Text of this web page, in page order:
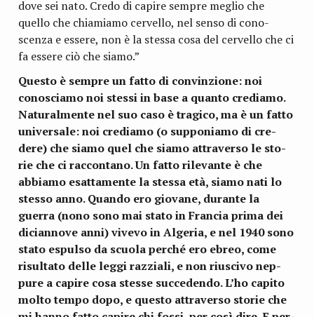
dove sei nato. Credo di capire sem­pre meglio che
quello che chia­miamo cer­vello, nel senso di cono­
scenza e essere, non è la stessa cosa del cer­vello che ci
fa essere ciò che siamo.”
Que­sto è sem­pre un fatto di con­vin­zione: noi
cono­sciamo noi stessi in base a quanto cre­diamo.
Natu­ral­mente nel suo caso è tra­gico, ma è un fatto
uni­ver­sale: noi cre­diamo (o sup­po­niamo di cre­
dere) che siamo quel che siamo attra­verso le sto­
rie che ci rac­con­tano. Un fatto rile­vante è che
abbiamo esat­ta­mente la stessa età, siamo nati lo
stesso anno. Quando ero gio­vane, durante la
guerra (nono sono mai stato in Fran­cia prima dei
dician­nove anni) vivevo in Alge­ria, e nel 1940 sono
stato espulso da scuola per­ché ero ebreo, come
risul­tato delle leggi raz­ziali, e non riu­scivo nep­
pure a capire cosa stesse suc­ce­dendo. L’ho capito
molto tempo dopo, e que­sto attra­verso sto­rie che